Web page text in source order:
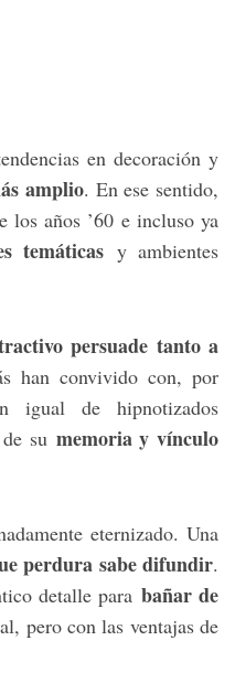
en decoración y
amplio. En ese sentido,
años ’60 e incluso ya
temáticas y ambientes
persuade tanto a
han convivido con, por
igual de hipnotizados
su memoria y vínculo
eternizado. Una
perdura sabe difundir.
detalle para bañar de
pero con las ventajas de